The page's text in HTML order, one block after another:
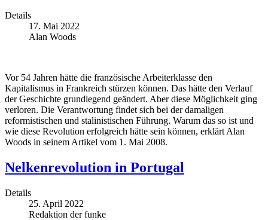
Details
17. Mai 2022
Alan Woods
Vor 54 Jahren hätte die französische Arbeiterklasse den
Kapitalismus in Frankreich stürzen können. Das hätte den Verlauf
der Geschichte grundlegend geändert. Aber diese Möglichkeit ging
verloren. Die Verantwortung findet sich bei der damaligen
reformistischen und stalinistischen Führung. Warum das so ist und
wie diese Revolution erfolgreich hätte sein können, erklärt Alan
Woods in seinem Artikel vom 1. Mai 2008.
Nelkenrevolution in Portugal
Details
25. April 2022
Redaktion der funke